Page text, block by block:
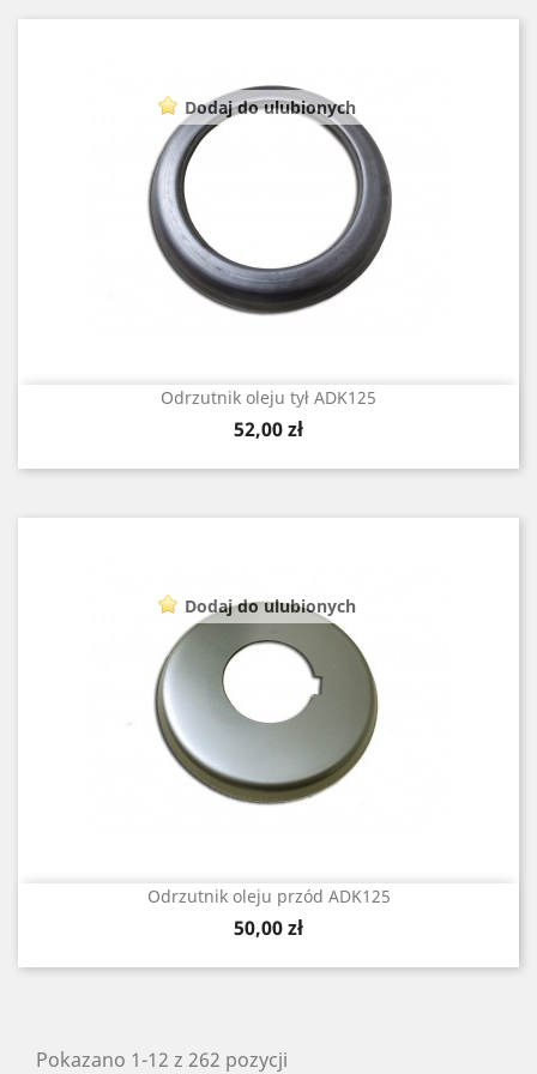
Odrzutnik oleju tył ADK125
Cena
52,00 zł
Dodaj do ulubionych
Odrzutnik oleju przód ADK125
Cena
50,00 zł
Dodaj do ulubionych
Pokazano 1-12 z 262 pozycji